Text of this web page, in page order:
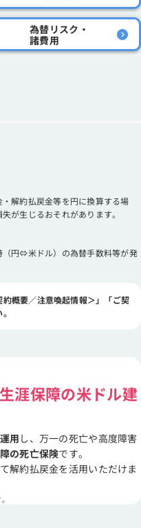
為替リスク・
諸費用
解約払戻金等を円に換算する場
が生じるおそれがあります。
円⇔米ドル）の為替手数料等が発
概要／注意喚起情報＞」「ご契
涯保障の米ドル建
用 し、万一の死亡や高度障害
の死亡保険です。
解約払戻金を活用いただけま